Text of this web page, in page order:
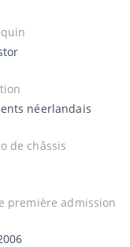
néerlandais
de châssis
première admission